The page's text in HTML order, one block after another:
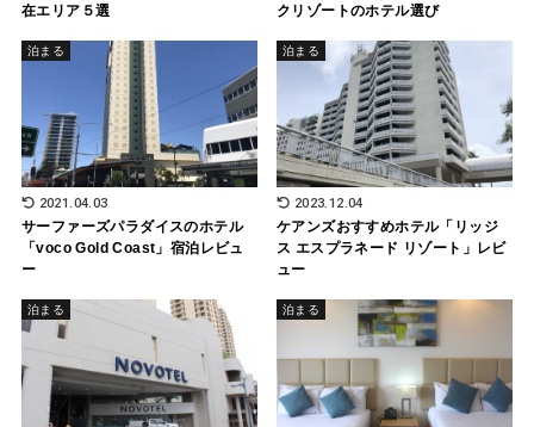
在エリア５選
クリゾートのホテル選び
泊まる
2021.04.03
サーファーズパラダイスのホテル
「voco Gold Coast」宿泊レビュ
ー
泊まる
2023.12.04
ケアンズおすすめホテル「リッジ
ス エスプラネード リゾート」レビ
ュー
泊まる 泊まる